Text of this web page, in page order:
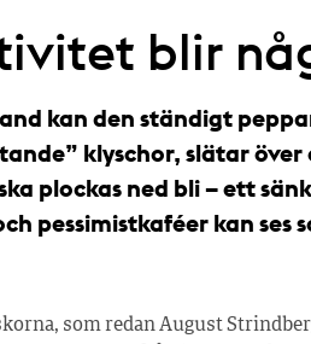
blir
kan den ständigt
klyschor, slätar
plockas ned bli – ett
pessimistkaféer kan
som redan August